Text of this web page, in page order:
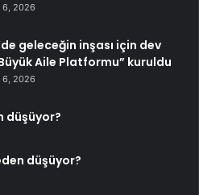
6, 2026
geleceğin inşası için dev
Aile Platformu” kuruldu
6, 2026
düşüyor?
düşüyor?